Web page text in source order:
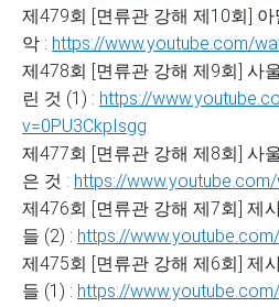
제479회 [면류관 강해 제10회] 아
악 : https://www.youtube.com/
제478회 [면류관 강해 제9회] 사
린 것 (1) : https://
v=0PU3CkpIsgg
제477회 [면류관 강해 제8회] 사
은 것 : https://
제476회 [면류관 강해 제7회] 제
들 (2) : https://
제475회 [면류관 강해 제6회] 제
들 (1) : https://